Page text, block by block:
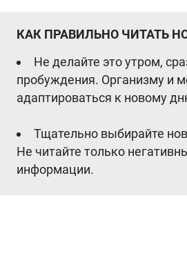
КАК ПРАВИЛЬНО ЧИТАТЬ
Не делайте это утром,
пробуждения. Организму и
адаптироваться к новому
Тщательно выбирайте
Не читайте только
информации.